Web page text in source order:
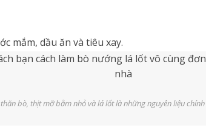
mắm, dầu ăn và tiêu xay.
bò, thịt mỡ bằm nhỏ và lá lốt là những nguyên liệu